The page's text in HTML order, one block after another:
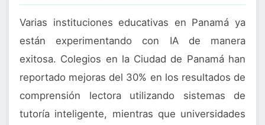
Varias instituciones educativas en Panamá ya
están experimentando con IA de manera
exitosa. Colegios en la Ciudad de Panamá han
reportado mejoras del 30% en los resultados de
comprensión lectora utilizando sistemas de
tutoría inteligente, mientras que universidades